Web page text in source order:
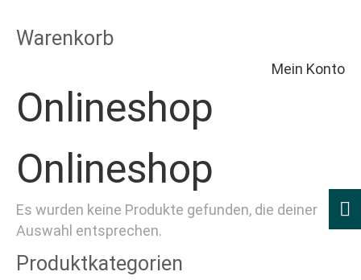
Warenkorb
Mein Konto
Onlineshop
Onlineshop
Es wurden keine Produkte gefunden, die deiner
Auswahl entsprechen.
Produktkategorien